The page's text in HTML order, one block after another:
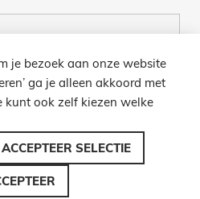
RECHTEN VOORBEHOUDEN
je bezoek aan onze website
ga je alleen akkoord met
kunt ook zelf kiezen welke
ACCEPTEER SELECTIE